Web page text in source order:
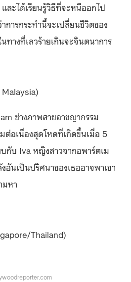
ะได้เรียนรู้วิธีที่จะหนีออกไป
การกระทำนี้จะเปลี่ยนชีวิตของ
ทางที่เลวร้ายเกินจะจินตนาการ
ช่างภาพสายอาชญากรรม
ต่อเนื่องสุดโหดที่เกิดขึ้นเมื่อ 5
กับ Iva หญิงสาวจากอพาร์ตเม
อันเป็นปริศนาของเธออาจพาเขา
หา
Thailand)